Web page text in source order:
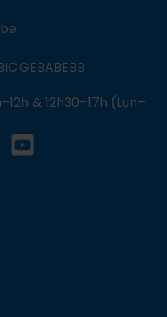
GEBABEBB
& 12h30–17h (Lun–